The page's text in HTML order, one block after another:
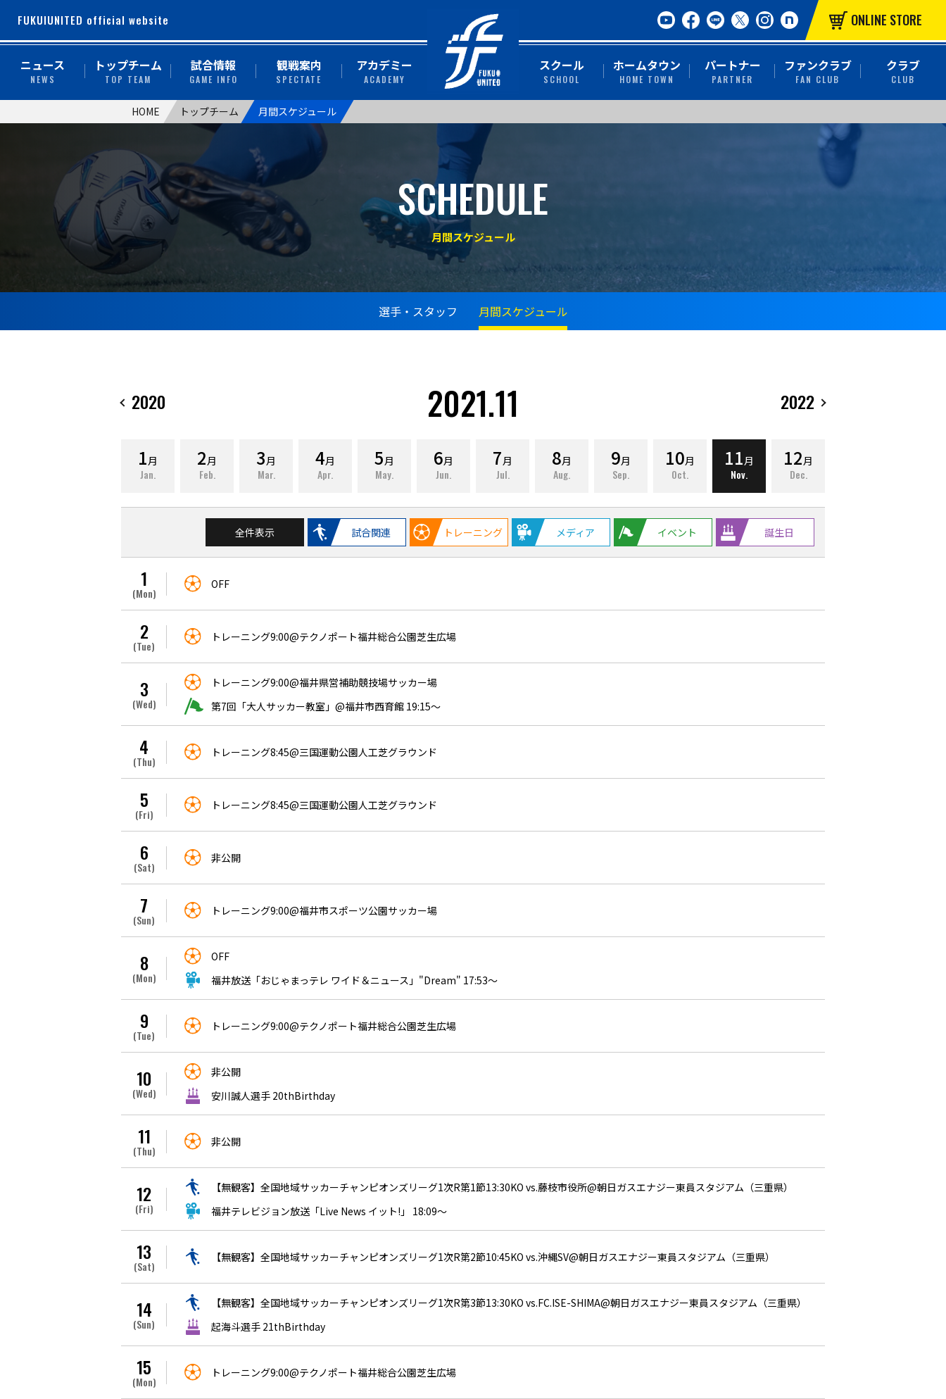
ONLINE STORE
FUKUIUNITED official website
ニュース
NEWS
トップチーム
TOP TEAM
試合情報
GAME INFO
観戦案内
SPECTATE
アカデミー
ACADEMY
スクール
SCHOOL
ホームタウン
HOME TOWN
パートナー
PARTNER
ファンクラブ
FAN CLUB
クラブ
CLUB
HOME トップチーム 月間スケジュール
SCHEDULE
月間スケジュール
選手・スタッフ 月間スケジュール
2021.11
2020 2022
1月
Jan.
2月
Feb.
3月
Mar.
4月
Apr.
5月
May.
6月
Jun.
7月
Jul.
8月
Aug.
9月
Sep.
10月
Oct.
11月
Nov.
12月
Dec.
全件表示 試合関連 トレーニング メディア イベント 誕生日
1
(Mon)
OFF
2
(Tue)
トレーニング9:00@テクノポート福井総合公園芝生広場
3
(Wed)
トレーニング9:00@福井県営補助競技場サッカー場
第7回「大人サッカー教室」@福井市西育館 19:15～
4
(Thu)
トレーニング8:45@三国運動公園人工芝グラウンド
5
(Fri)
トレーニング8:45@三国運動公園人工芝グラウンド
6
(Sat)
非公開
7
(Sun)
トレーニング9:00@福井市スポーツ公園サッカー場
8
(Mon)
OFF
福井放送「おじゃまっテレ ワイド＆ニュース」"Dream" 17:53～
9
(Tue)
トレーニング9:00@テクノポート福井総合公園芝生広場
10
(Wed)
非公開
安川誠人選手 20thBirthday
11
(Thu)
非公開
12
(Fri)
【無観客】全国地域サッカーチャンピオンズリーグ1次R第1節13:30KO vs.藤枝市役所@朝日ガスエナジー東員スタジアム（三重県）
福井テレビジョン放送「Live News イット!」 18:09～
13
(Sat)
【無観客】全国地域サッカーチャンピオンズリーグ1次R第2節10:45KO vs.沖縄SV@朝日ガスエナジー東員スタジアム（三重県）
14
(Sun)
【無観客】全国地域サッカーチャンピオンズリーグ1次R第3節13:30KO vs.FC.ISE-SHIMA@朝日ガスエナジー東員スタジアム（三重県）
起海斗選手 21thBirthday
15
(Mon)
トレーニング9:00@テクノポート福井総合公園芝生広場